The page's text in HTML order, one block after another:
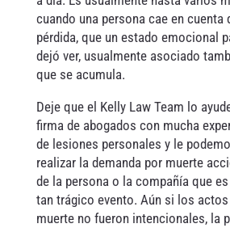
cuando una persona cae en cuenta
pérdida, que un estado emocional
dejó ver, usualmente asociado
que se acumula.
Deje que el Kelly Law Team lo
firma de abogados con mucha
de lesiones personales y le
realizar la demanda por muerte
de la persona o la compañía que
tan trágico evento. Aún si los
muerte no fueron intencionales, la